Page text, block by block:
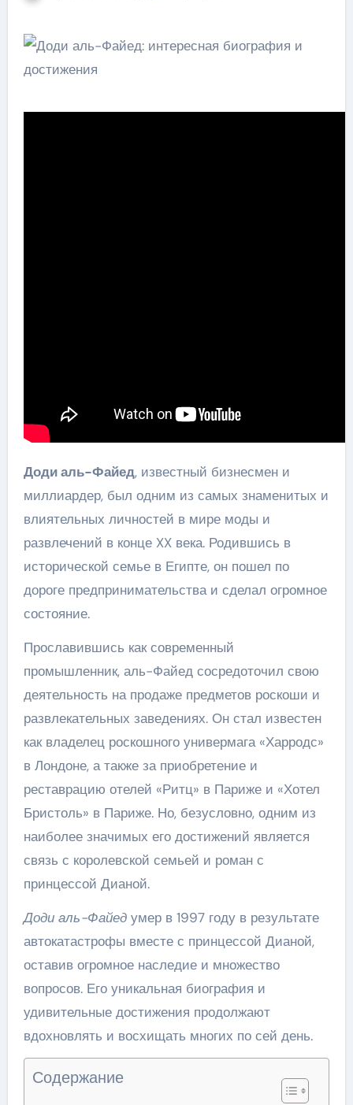
Доди аль-Файед, известный бизнесмен и
миллиардер, был одним из самых знаменитых и
влиятельных личностей в мире моды и
развлечений в конце XX века. Родившись в
исторической семье в Египте, он пошел по
дороге предпринимательства и сделал огромное
состояние.
Прославившись как современный
промышленник, аль-Файед сосредоточил свою
деятельность на продаже предметов роскоши и
развлекательных заведениях. Он стал известен
как владелец роскошного универмага «Харродс»
в Лондоне, а также за приобретение и
реставрацию отелей «Ритц» в Париже и «Хотел
Бристоль» в Париже. Но, безусловно, одним из
наиболее значимых его достижений является
связь с королевской семьей и роман с
принцессой Дианой.
Доди аль-Файедумер в 1997 году в результате
автокатастрофы вместе с принцессой Дианой,
оставив огромное наследие и множество
вопросов. Его уникальная биография и
удивительные достижения продолжают
вдохновлять и восхищать многих по сей день.
Содержание